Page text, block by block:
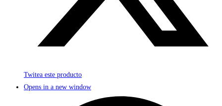
Twitea este producto
Opens in a new window